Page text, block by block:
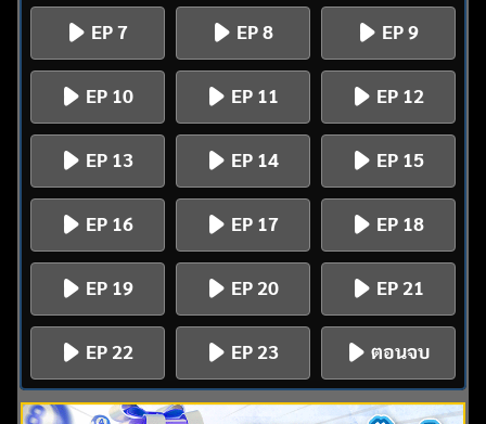
EP 7 EP 8 EP 9
EP 10 EP 11 EP 12
EP 13 EP 14 EP 15
EP 16 EP 17 EP 18
EP 19 EP 20 EP 21
EP 22 EP 23 ตอนจบ